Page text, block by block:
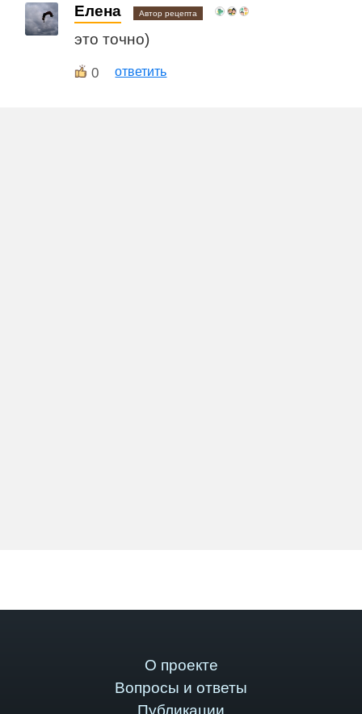
Елена Автор рецепта
это точно)
0 ответить
О проекте
Вопросы и ответы